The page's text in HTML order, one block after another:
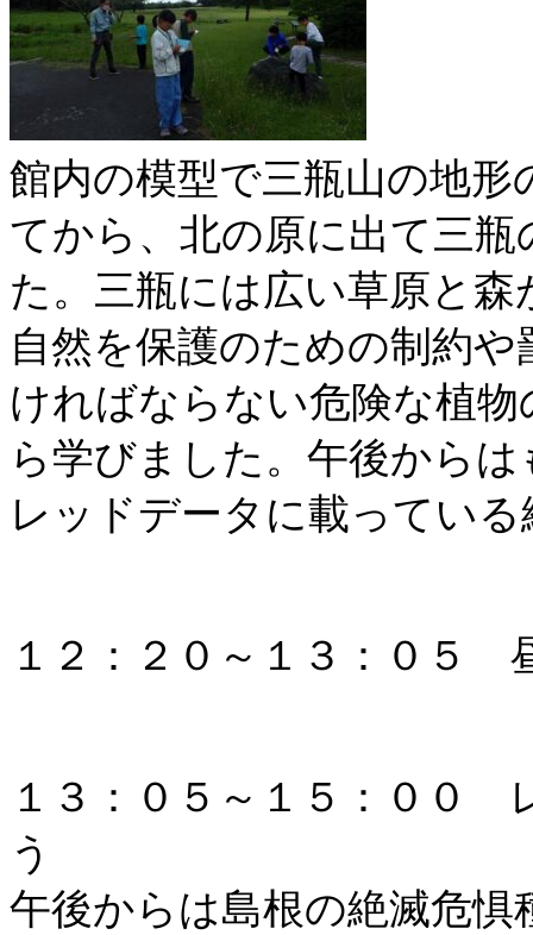
館内の模型で三瓶山の地
てから、北の原に出て三
た。三瓶には広い草原と
自然を保護のための制約
ければならない危険な植
ら学びました。午後から
レッドデータに載ってい
１２：２０～１３：０５
１３：０５～１５：００
う
午後からは島根の絶滅危